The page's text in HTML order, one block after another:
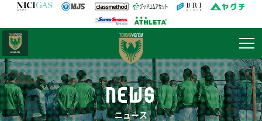
NEWS
ニュース